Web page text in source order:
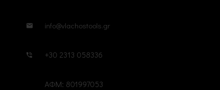
info@vlachostools.gr
+30 2313 058336
ΑΦΜ: 801997053